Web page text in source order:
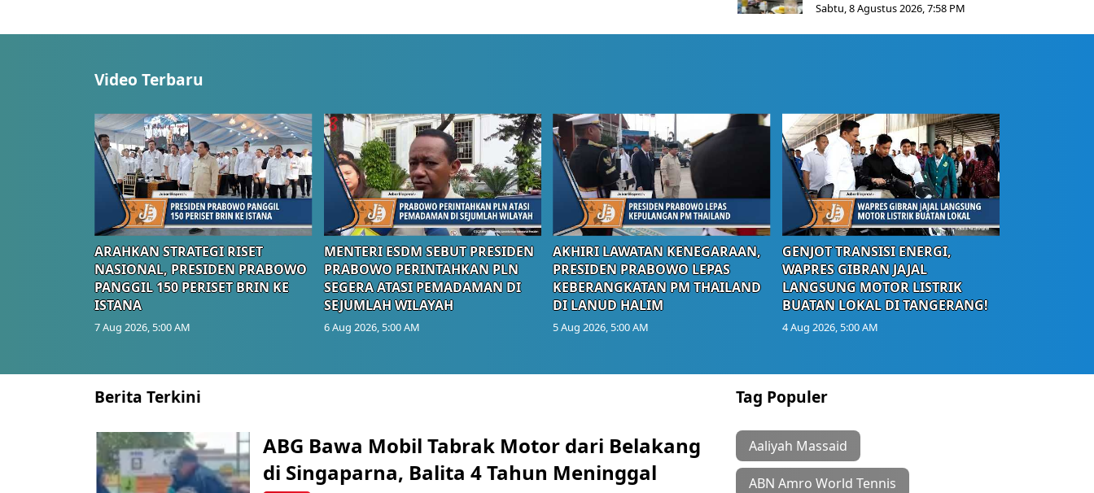
Sabtu, 8 Agustus 2026, 7:58 PM
Video Terbaru
ARAHKAN STRATEGI RISET
NASIONAL, PRESIDEN PRABOWO
PANGGIL 150 PERISET BRIN KE
ISTANA
7 Aug 2026, 5:00 AM
MENTERI ESDM SEBUT PRESIDEN
PRABOWO PERINTAHKAN PLN
SEGERA ATASI PEMADAMAN DI
SEJUMLAH WILAYAH
6 Aug 2026, 5:00 AM
AKHIRI LAWATAN KENEGARAAN,
PRESIDEN PRABOWO LEPAS
KEBERANGKATAN PM THAILAND
DI LANUD HALIM
5 Aug 2026, 5:00 AM
GENJOT TRANSISI ENERGI,
WAPRES GIBRAN JAJAL
LANGSUNG MOTOR LISTRIK
BUATAN LOKAL DI TANGERANG!
4 Aug 2026, 5:00 AM
Berita Terkini
ABG Bawa Mobil Tabrak Motor dari Belakang
di Singaparna, Balita 4 Tahun Meninggal
Tag Populer
Aaliyah Massaid
ABN Amro World Tennis